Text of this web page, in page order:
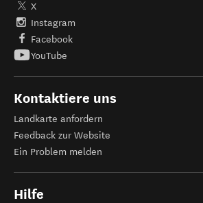
X
Instagram
Facebook
YouTube
Kontaktiere uns
Landkarte anfordern
Feedback zur Website
Ein Problem melden
Hilfe